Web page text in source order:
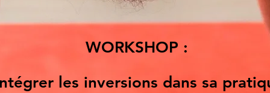
WORKSHOP :
les inversions dans sa